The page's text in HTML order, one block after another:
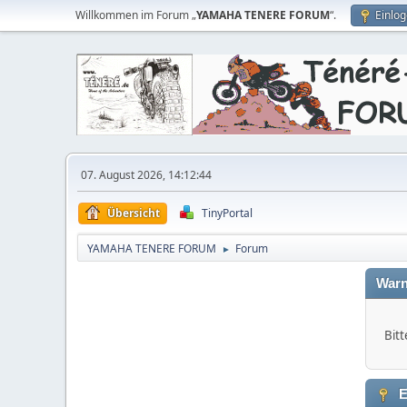
Willkommen im Forum „YAMAHA TENERE FORUM“.
07. August 2026, 14:12:44
Übersicht TinyPortal
YAMAHA TENERE FORUM ► Forum